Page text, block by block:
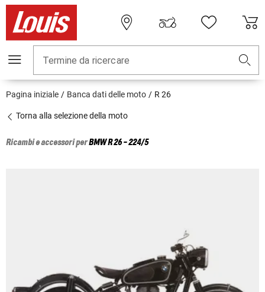
Termine da ricercare
Pagina iniziale Banca dati delle moto R 26
Torna alla selezione della moto
Ricambi e accessori perBMWR 26 - 224/5